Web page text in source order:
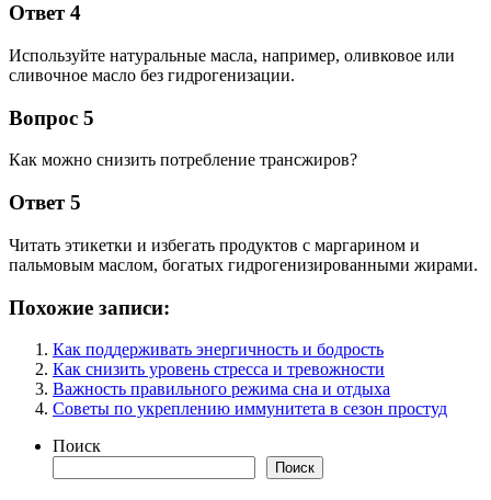
Ответ 4
Используйте натуральные масла, например, оливковое или
сливочное масло без гидрогенизации.
Вопрос 5
Как можно снизить потребление трансжиров?
Ответ 5
Читать этикетки и избегать продуктов с маргарином и
пальмовым маслом, богатых гидрогенизированными жирами.
Похожие записи:
Как поддерживать энергичность и бодрость
Как снизить уровень стресса и тревожности
Важность правильного режима сна и отдыха
Советы по укреплению иммунитета в сезон простуд
Поиск
Поиск